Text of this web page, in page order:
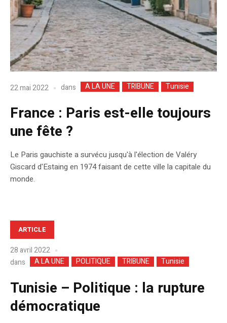
22 mai 2022 dans A LA UNE TRIBUNE Tunisie
France : Paris est-elle toujours
une fête ?
Le Paris gauchiste a survécu jusqu'à l'élection de Valéry
Giscard d'Estaing en 1974 faisant de cette ville la capitale du
monde.
ARTICLE
28 avril 2022
dans
A LA UNE POLITIQUE TRIBUNE Tunisie
Tunisie – Politique : la rupture
démocratique